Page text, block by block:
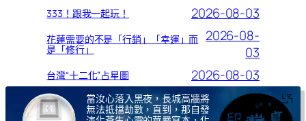
333！跟我一起玩！ 2026-08-03
花蓮需要的不是「行銷」「幸運」而
是「修行」
2026-08-
03
台灣“十二化”占星圖 2026-08-03
當汝心落入黑夜，長城高牆將
無法抵擋劫數，直到，那自發